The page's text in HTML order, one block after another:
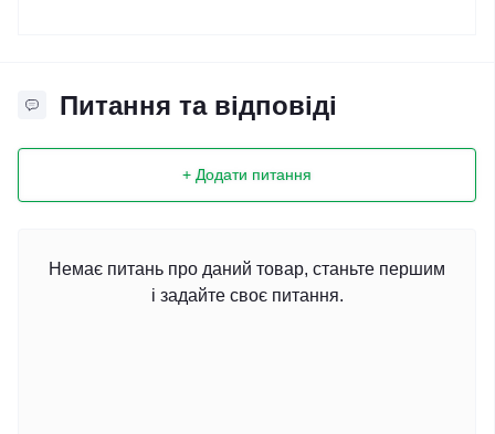
Питання та відповіді
+ Додати питання
Немає питань про даний товар, станьте першим
і задайте своє питання.